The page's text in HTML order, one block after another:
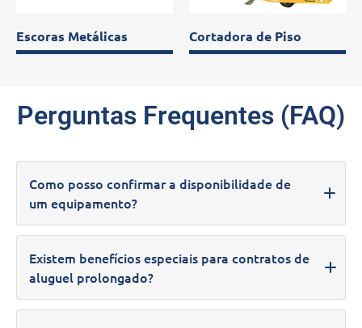
Escoras Metálicas Cortadora de Piso
Perguntas Frequentes (FAQ)
Como posso confirmar a disponibilidade de
um equipamento?
Para verificar a disponibilidade de um equipamento,
entre em contato conosco através dos nossos canais de
atendimento, como telefone ou e-mail. Nossa equipe
Existem benefícios especiais para contratos de
aluguel prolongado?